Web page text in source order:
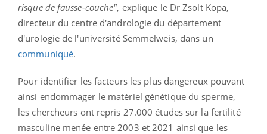
risque de fausse-couche", explique le Dr Zsolt Kopa,
directeur du centre d'andrologie du département
d'urologie de l'université Semmelweis, dans un
communiqué.
Pour identifier les facteurs les plus dangereux pouvant
ainsi endommager le matériel génétique du sperme,
les chercheurs ont repris 27.000 études sur la fertilité
masculine menée entre 2003 et 2021 ainsi que les